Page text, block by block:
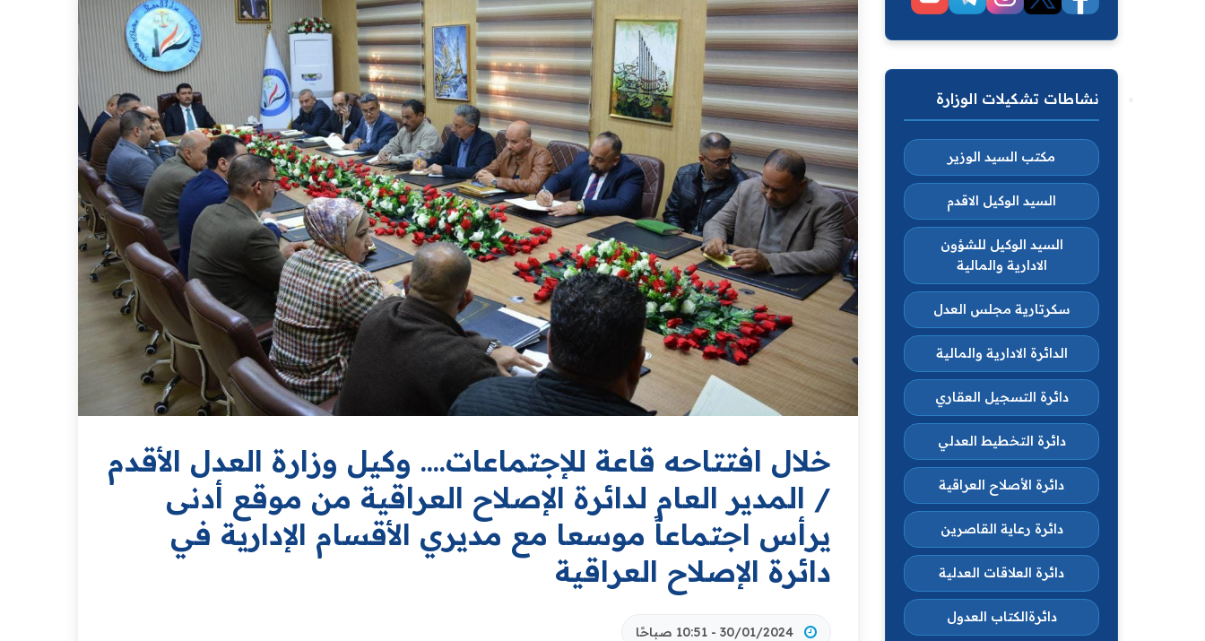
خلال افتتاحه قاعة للإجتماعات.... وكيل وزارة العدل الأقدم
/ المدير العام لدائرة الإصلاح العراقية من موقع أدنى
يرأس اجتماعاً موسعا مع مديري الأقسام الإدارية في
دائرة الإصلاح العراقية
30/01/2024 - 10:51 صباحًا
نشاطات تشكيلات الوزارة
مكتب السيد الوزير
السيد الوكيل الاقدم
السيد الوكيل للشؤون
الادارية والمالية
سكرتارية مجلس العدل
الدائرة الادارية والمالية
دائرة التسجيل العقاري
دائرة التخطيط العدلي
دائرة الأصلاح العراقية
دائرة رعاية القاصرين
دائرة العلاقات العدلية
دائرةالكتاب العدول